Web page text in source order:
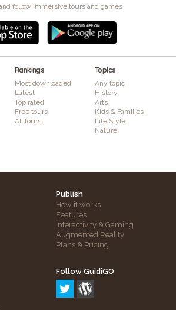
follow immersive tours and games
Rankings
Most downloaded
Latest
Top rated
Free tours
All tours
Topics
Any topic
History
Arts
Kids & Families
Life Style
Nature
Publish
How it works
Features
Interactivity & Gaming
Augmented Reality
Plans & Pricing
Follow GuidiGO